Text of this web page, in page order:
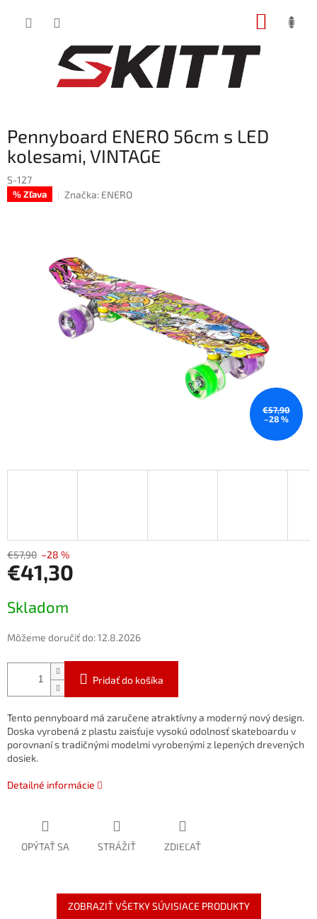
Pennyboard ENERO 56cm s LED
kolesami, VINTAGE
S-127
% Zľava Značka: ENERO
€57,90
–28 %
€57,90 –28 %
€41,30
cena:
Skladom
Môžeme doručiť do:12.8.2026
Pridať do košíka
Tento pennyboard má zaručene atraktívny a moderný nový design.
Doska vyrobená z plastu zaisťuje vysokú odolnosť skateboardu v
porovnaní s tradičnými modelmi vyrobenými z lepených drevených
dosiek.
Detailné informácie
OPÝTAŤ SA STRÁŽIŤ ZDIEĽAŤ
ZOBRAZIŤ VŠETKY SÚVISIACE PRODUKTY